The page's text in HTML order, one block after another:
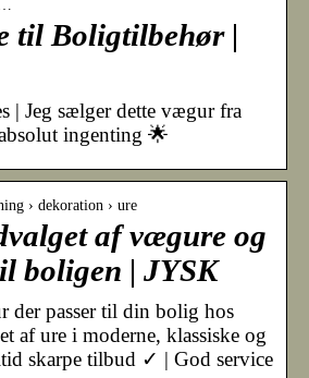
til Boligtilbehør |
| Jeg sælger dette vægur fra
ingenting 🌟
› dekoration › ure
af vægure og
boligen | JYSK
der passer til din bolig hos
af ure i moderne, klassiske og
skarpe tilbud ✓ | God service